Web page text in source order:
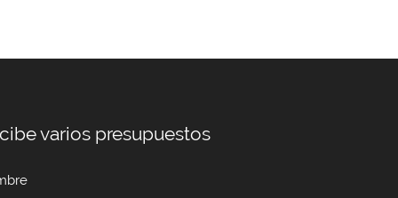
varios presupuestos